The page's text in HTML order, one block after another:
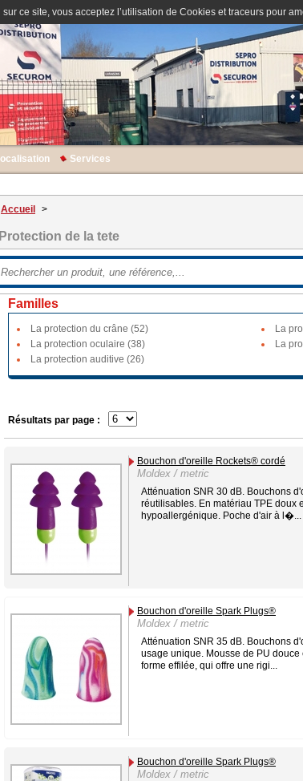
ce site, vous acceptez l’utilisation de Cookies et traceurs pour
Services
Accueil >
Protection de la tete
Familles
La protection du crâne (52)
La
La protection oculaire (38)
La
La protection auditive (26)
Résultats par page :
Bouchon d'oreille Rockets® cordé
Moldex / metric
Atténuation SNR 30 dB. Bouchons
réutilisables. En matériau TPE doux
hypoallergénique. Poche d'air à l�...
Bouchon d'oreille Spark Plugs®
Moldex / metric
Atténuation SNR 35 dB. Bouchons
usage unique. Mousse de PU douce
forme effilée, qui offre une rigi...
Bouchon d'oreille Spark Plugs®
Moldex / metric